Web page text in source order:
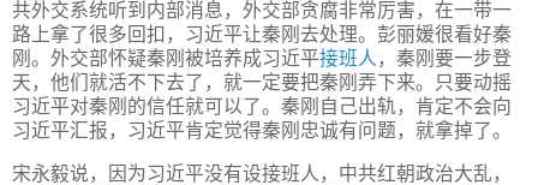
共外交系统听到内部消息，外交部贪腐非常厉害，在一带一
路上拿了很多回扣，习近平让秦刚去处理。彭丽媛很看好秦
刚。外交部怀疑秦刚被培养成习近平接班人 ，秦刚要一步登
天，他们就活不下去了，就一定要把秦刚弄下来。只要动摇
习近平对秦刚的信任就可以了。秦刚自己出轨，肯定不会向
习近平汇报，习近平肯定觉得秦刚忠诚有问题，就拿掉了。
宋永毅说，因为习近平没有设接班人，中共红朝政治大乱，